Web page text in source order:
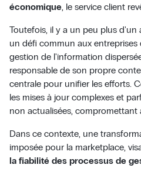
économique, le service client
Toutefois, il y a un peu plus d'un
un défi commun aux
gestion de l'information
responsable de son propre
centrale pour unifier les efforts.
les mises à jour complexes et
non actualisées, compromettant
Dans ce contexte, une
imposée pour la marketplace,
la fiabilité des processus de